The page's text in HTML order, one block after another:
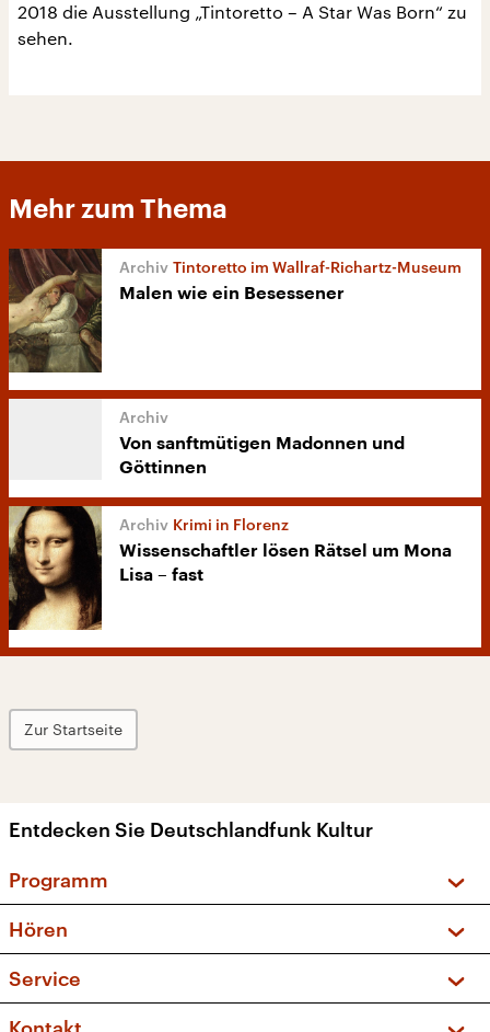
2018 die Ausstellung „Tintoretto – A Star Was Born“ zu
sehen.
Mehr zum Thema
Tintoretto im Wallraf-Richartz-Museum
Malen wie ein Besessener
Von sanftmütigen Madonnen und
Göttinnen
Krimi in Florenz
Wissenschaftler lösen Rätsel um Mona
Lisa – fast
Zur Startseite
Entdecken Sie Deutschlandfunk Kultur
Programm
Sendungen und Podcasts
Musikliste
Kakadu – Das Kinderprogramm
Hören
Frequenzen (UKW + DAB+)
Service
FAQ